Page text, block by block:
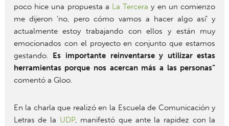
poco hice una propuesta a La Tercera y en un comienzo
me dijeron ‘no, pero cómo vamos a hacer algo así’ y
actualmente estoy trabajando con ellos y están muy
emocionados con el proyecto en conjunto que estamos
gestando.
Es importante reinventarse y utilizar estas
herramientas porque nos acercan más a las personas”
comentó a Gloo.
En la charla que realizó en la Escuela de Comunicación y
Letras de la UDP, manifestó que ante la rapidez con la